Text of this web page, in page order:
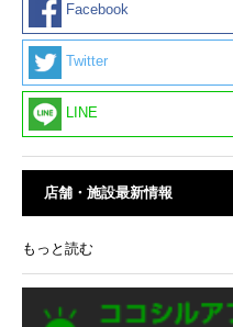
Facebook
Twitter
LINE
店舗・施設最新情報
もっと読む